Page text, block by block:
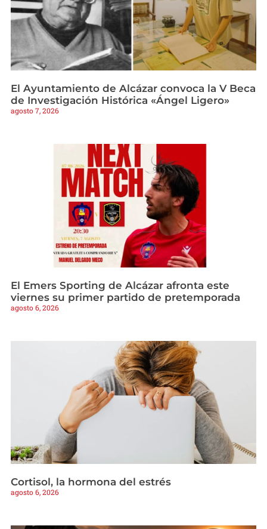
El Ayuntamiento de Alcázar convoca la V Beca
de Investigación Histórica «Ángel Ligero»
agosto 7, 2026
El Emers Sporting de Alcázar afronta este
viernes su primer partido de pretemporada
agosto 6, 2026
Cortisol, la hormona del estrés
agosto 6, 2026